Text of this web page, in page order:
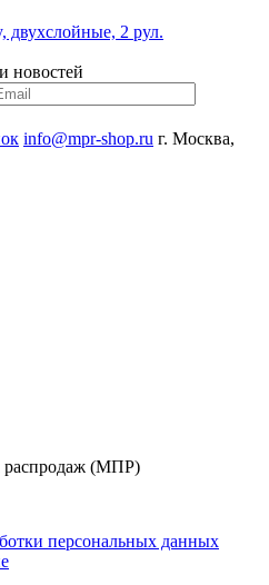
двухслойные, 2 рул.
новостей
info@mpr-shop.ru г. Москва,
распродаж (МПР)
персональных данных